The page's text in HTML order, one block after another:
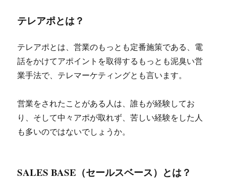
テレアポとは？
テレアポとは、営業のもっとも定番施策である、電
話をかけてアポイントを取得するもっとも泥臭い営
業手法で、テレマーケティングとも言います。
営業をされたことがある人は、誰もが経験してお
り、そして中々アポが取れず、苦しい経験をした人
も多いのではないでしょうか。
SALES BASE（セールスベース）とは？